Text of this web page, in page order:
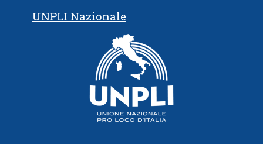
UNPLI Nazionale